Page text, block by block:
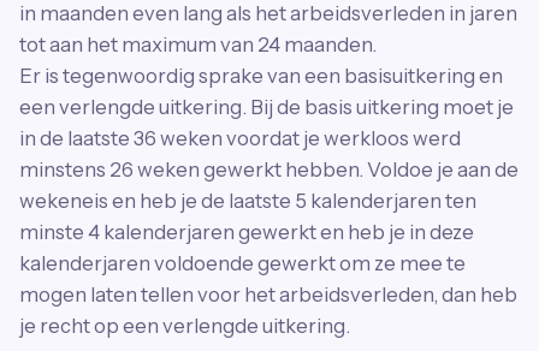
in maanden even lang als het arbeidsverleden in jaren
tot aan het maximum van 24 maanden.
Er is tegenwoordig sprake van een basisuitkering en
een verlengde uitkering. Bij de basis uitkering moet je
in de laatste 36 weken voordat je werkloos werd
minstens 26 weken gewerkt hebben. Voldoe je aan de
wekeneis en heb je de laatste 5 kalenderjaren ten
minste 4 kalenderjaren gewerkt en heb je in deze
kalenderjaren voldoende gewerkt om ze mee te
mogen laten tellen voor het arbeidsverleden, dan heb
je recht op een verlengde uitkering.